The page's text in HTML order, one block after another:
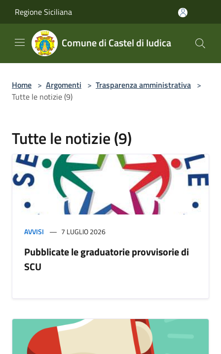
Regione Siciliana
Comune di Castel di Iudica
Home > Argomenti > Trasparenza amministrativa >
Tutte le notizie (9)
Tutte le notizie (9)
AVVISI 7 LUGLIO 2026
Pubblicate le graduatorie provvisorie di
SCU